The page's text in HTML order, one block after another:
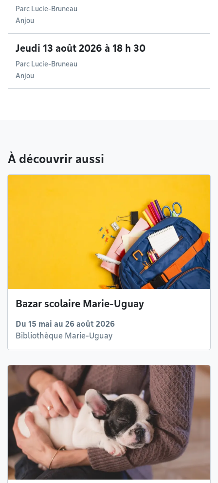
Parc Lucie-Bruneau
Anjou
Jeudi 13 août 2026 à 18 h 30
Parc Lucie-Bruneau
Anjou
À découvrir aussi
Bazar scolaire Marie-Uguay
Du 15 mai au 26 août 2026
Bibliothèque Marie-Uguay